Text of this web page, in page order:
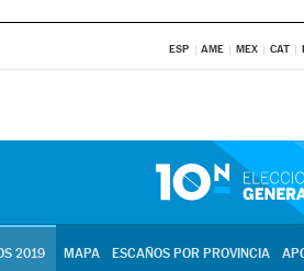
ESP AME MEX CAT
2019 MAPA ESCAÑOS POR PROVINCIA